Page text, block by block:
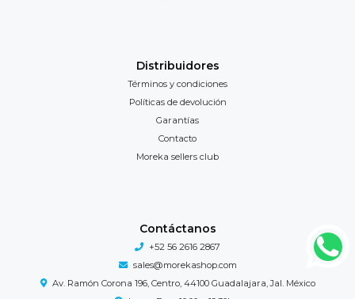
Distribuidores
Términos y condiciones
Políticas de devolución
Garantías
Contacto
Moreka sellers club
Contáctanos
+52 56 2616 2867
sales@morekashop.com
Av. Ramón Corona 196, Centro, 44100 Guadalajara, Jal. México